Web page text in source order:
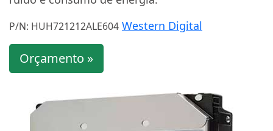
P/N: HUH721212ALE604 Western Digital
Orçamento »